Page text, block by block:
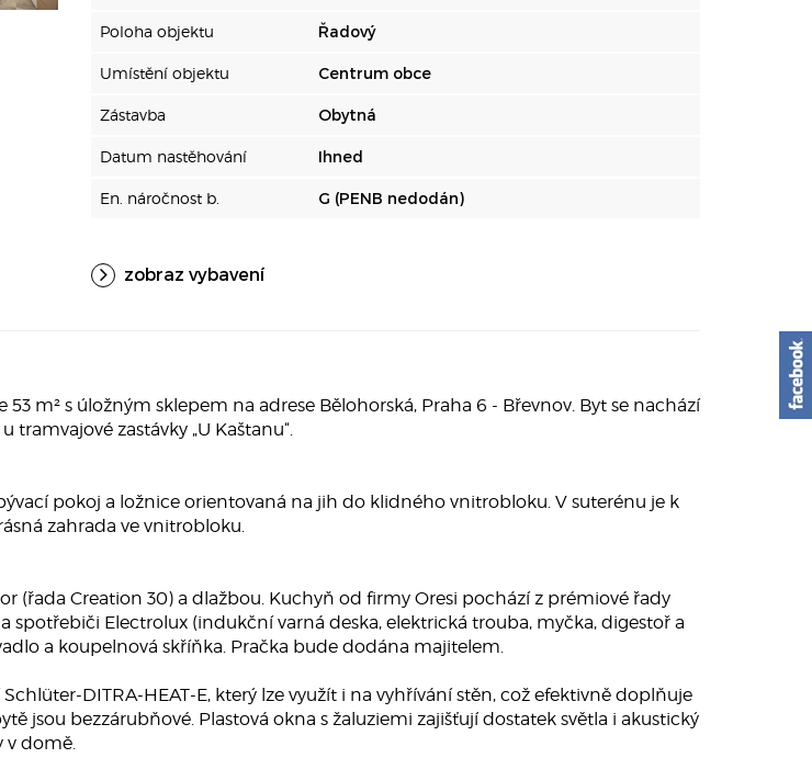
Poloha objektu Řadový
Umístění objektu Centrum obce
Zástavba Obytná
Datum nastěhování Ihned
En. náročnost b. G (PENB nedodán)
zobraz vybavení
m² s úložným sklepem na adrese Bělohorská, Praha 6 - Břevnov. Byt se nachází
zastávky „U Kaštanu“.
pokoj a ložnice orientovaná na jih do klidného vnitrobloku. V suterénu je k
zahrada ve vnitrobloku.
(řada Creation 30) a dlažbou. Kuchyň od firmy Oresi pochází z prémiové řady
spotřebiči Electrolux (indukční varná deska, elektrická trouba, myčka, digestoř a
a koupelnová skříňka. Pračka bude dodána majitelem.
DITRA-HEAT-E, který lze využít i na vyhřívání stěn, což efektivně doplňuje
jsou bezzárubňové. Plastová okna s žaluziemi zajišťují dostatek světla i akustický
v domě.